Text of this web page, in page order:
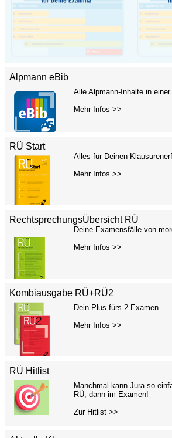
Alpmann eBib
Alle Alpmann-Inhalte in einer
Mehr Infos >>
RÜ Start
Alles für Deinen
Mehr Infos >>
RechtsprechungsÜbersicht RÜ
Deine Examensfälle von
Mehr Infos >>
Kombiausgabe RÜ+RÜ2
Dein Plus fürs 2.Examen
Mehr Infos >>
RÜ Hitlist
Manchmal kann Jura so
RÜ, dann im Examen!
Zur Hitlist >>